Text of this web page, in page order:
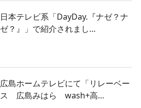
日本テレビ系「DayDay.『ナゼ？ナ
ゼ？』」で紹介されまし…
広島ホームテレビにて「リレーベー
ス 広島みはら wash+高…